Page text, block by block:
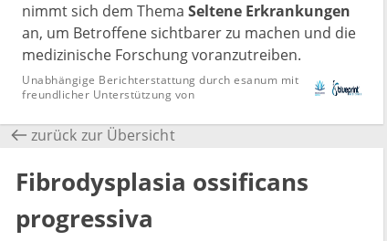
nimmt sich dem Thema Seltene Erkrankungen
an, um Betroffene sichtbarer zu machen und die
medizinische Forschung voranzutreiben.
Unabhängige Berichterstattung durch esanum mit
freundlicher Unterstützung von
zurück zur Übersicht
Fibrodysplasia ossificans
progressiva